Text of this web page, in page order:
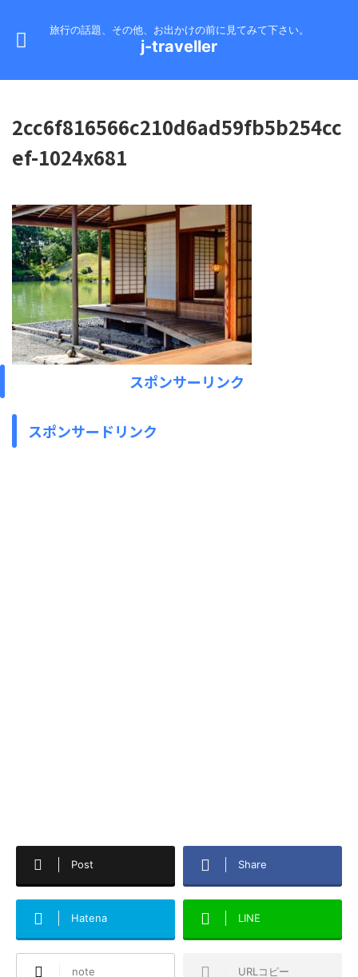
旅行の話題、その他、お出かけの前に見てみて下さい。
j-traveller
2cc6f816566c210d6ad59fb5b254cc
ef-1024x681
スポンサーリンク
スポンサードリンク
Post Share
Hatena LINE
note URLコピー